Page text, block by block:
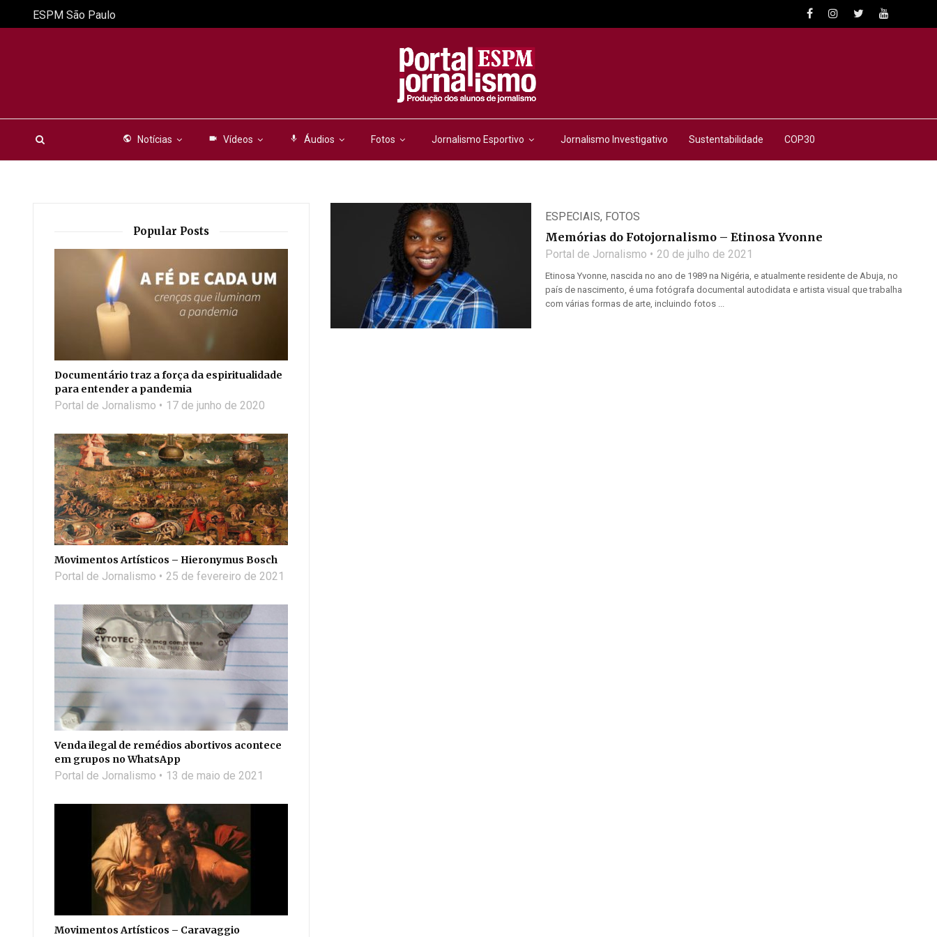
public Notícias videocam Vídeos mic Áudios Fotos Jornalismo Esportivo Jornalismo Investigativo Sustentabilidade COP30
ESPM São Paulo
ESPECIAIS, FOTOS
Memórias do Fotojornalismo – Etinosa Yvonne
Portal de Jornalismo 20 de julho de 2021
Etinosa Yvonne, nascida no ano de 1989 na Nigéria, e atualmente residente de Abuja, no
país de nascimento, é uma fotógrafa documental autodidata e artista visual que trabalha
com várias formas de arte, incluindo fotos ...
Popular Posts
Documentário traz a força da espiritualidade
para entender a pandemia
Portal de Jornalismo 17 de junho de 2020
Movimentos Artísticos – Hieronymus Bosch
Portal de Jornalismo 25 de fevereiro de 2021
Venda ilegal de remédios abortivos acontece
em grupos no WhatsApp
Portal de Jornalismo 13 de maio de 2021
Movimentos Artísticos – Caravaggio